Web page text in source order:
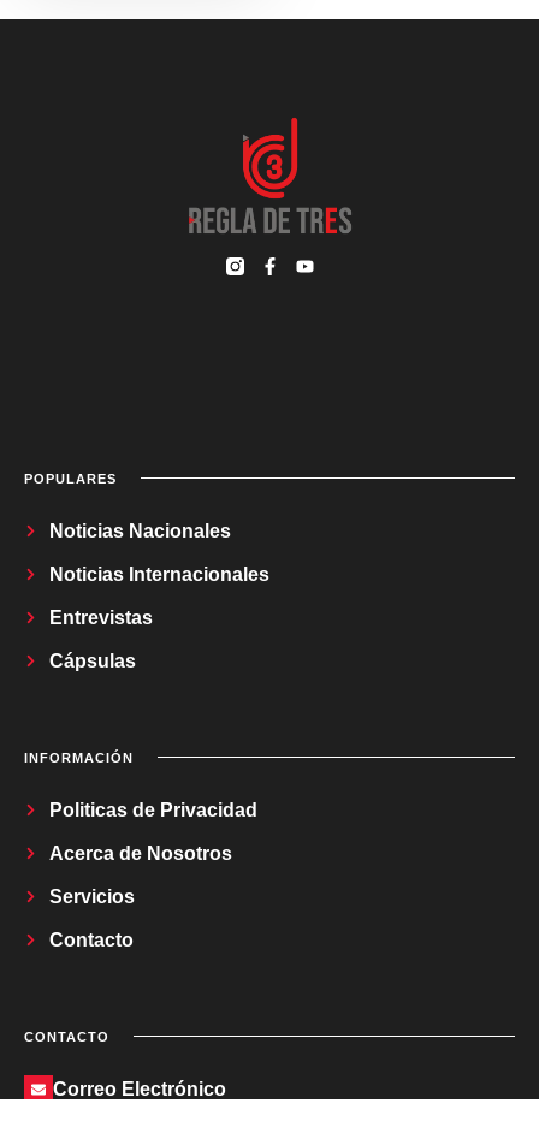
POPULARES
Noticias Nacionales
Noticias Internacionales
Entrevistas
Cápsulas
INFORMACIÓN
Politicas de Privacidad
Acerca de Nosotros
Servicios
Contacto
CONTACTO
Correo Electrónico